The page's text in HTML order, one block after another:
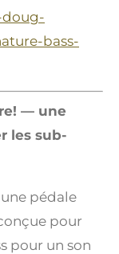
doug-
bass-
— une
les sub-
pédale
pour
pour un son